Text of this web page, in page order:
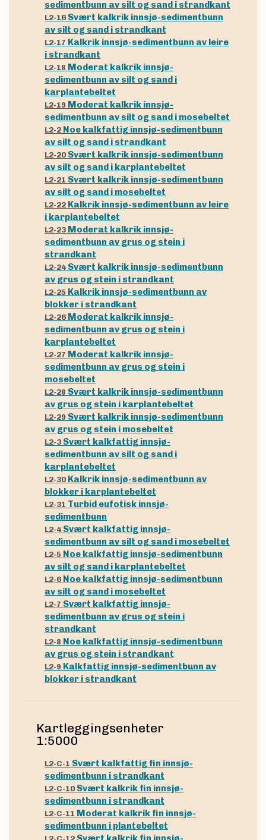
sedimentbunn av silt og sand i strandkant
L2-16 Svært kalkrik innsjø-sedimentbunn
av silt og sand i strandkant
L2-17 Kalkrik innsjø-sedimentbunn av leire
i strandkant
L2-18 Moderat kalkrik innsjø-
sedimentbunn av silt og sand i
karplantebeltet
L2-19 Moderat kalkrik innsjø-
sedimentbunn av silt og sand i mosebeltet
L2-2 Noe kalkfattig innsjø-sedimentbunn
av silt og sand i strandkant
L2-20 Svært kalkrik innsjø-sedimentbunn
av silt og sand i karplantebeltet
L2-21 Svært kalkrik innsjø-sedimentbunn
av silt og sand i mosebeltet
L2-22 Kalkrik innsjø-sedimentbunn av leire
i karplantebeltet
L2-23 Moderat kalkrik innsjø-
sedimentbunn av grus og stein i
strandkant
L2-24 Svært kalkrik innsjø-sedimentbunn
av grus og stein i strandkant
L2-25 Kalkrik innsjø-sedimentbunn av
blokker i strandkant
L2-26 Moderat kalkrik innsjø-
sedimentbunn av grus og stein i
karplantebeltet
L2-27 Moderat kalkrik innsjø-
sedimentbunn av grus og stein i
mosebeltet
L2-28 Svært kalkrik innsjø-sedimentbunn
av grus og stein i karplantebeltet
L2-29 Svært kalkrik innsjø-sedimentbunn
av grus og stein i mosebeltet
L2-3 Svært kalkfattig innsjø-
sedimentbunn av silt og sand i
karplantebeltet
L2-30 Kalkrik innsjø-sedimentbunn av
blokker i karplantebeltet
L2-31 Turbid eufotisk innsjø-
sedimentbunn
L2-4 Svært kalkfattig innsjø-
sedimentbunn av silt og sand i mosebeltet
L2-5 Noe kalkfattig innsjø-sedimentbunn
av silt og sand i karplantebeltet
L2-6 Noe kalkfattig innsjø-sedimentbunn
av silt og sand i mosebeltet
L2-7 Svært kalkfattig innsjø-
sedimentbunn av grus og stein i
strandkant
L2-8 Noe kalkfattig innsjø-sedimentbunn
av grus og stein i strandkant
L2-9 Kalkfattig innsjø-sedimentbunn av
blokker i strandkant
Kartleggingsenheter
1:5000
L2-C-1 Svært kalkfattig fin innsjø-
sedimentbunn i strandkant
L2-C-10 Svært kalkrik fin innsjø-
sedimentbunn i strandkant
L2-C-11 Moderat kalkrik fin innsjø-
sedimentbunn i plantebeltet